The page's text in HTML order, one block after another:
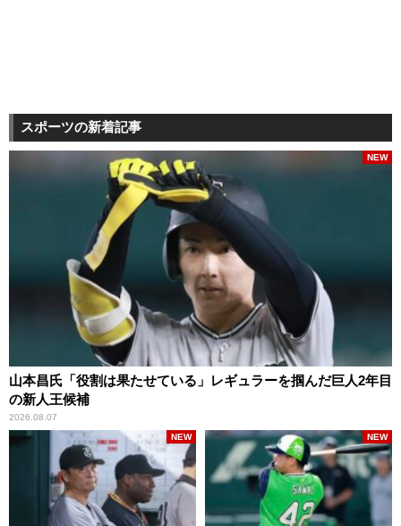
スポーツの新着記事
山本昌氏「役割は果たせている」レギュラーを掴んだ巨人2年目
の新人王候補
2026.08.07
NEW
NEW NEW